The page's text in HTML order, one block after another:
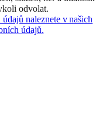
odvolat.
naleznete v našich
údajů.